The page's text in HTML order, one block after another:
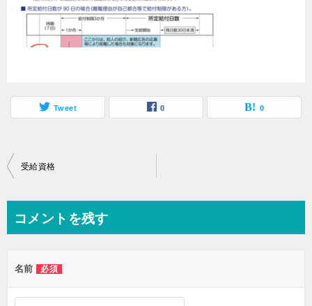
Tweet 0 0
投
ビ
ー
シ
受給資格
コメントを残す
名前 必須